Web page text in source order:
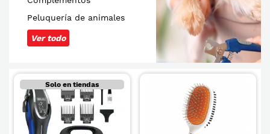
Peluquería de animales
Ver todo
Solo en tiendas